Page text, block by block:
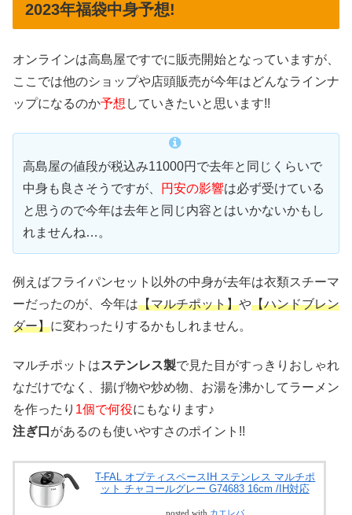
2023年福袋中身予想!
オンラインは高島屋ですでに販売開始となっていますが、
ここでは他のショップや店頭販売が今年はどんなラインナ
ップになるのか予想 していきたいと思います!!
高島屋の値段が税込み11000円で去年と同じくらいで
中身も良さそうですが、
円安の影響は必ず受けている
と思うので今年は去年と同じ内容とはいかないかもし
れませんね…。
例えばフライパンセット以外の中身が去年は衣類スチーマ
ーだったのが、今年は【マルチポット】や【ハンドブレン
ダー】に変わったりするかもしれません。
マルチポットはステンレス製で見た目がすっきりおしゃれ
なだけでなく、揚げ物や炒め物、お湯を沸かしてラーメン
を作ったり 1個で何役にもなります♪
注ぎ口 があるのも使いやすさのポイント!!
T-FAL オプティスペースIH ステンレス マルチポ
ット チャコールグレー G74683 16cm /IH対応
posted with カエレバ